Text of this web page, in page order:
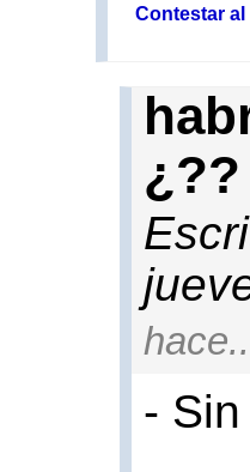
Contestar al
¿??
-